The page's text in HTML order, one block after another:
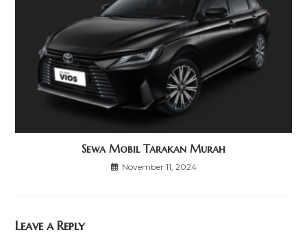
Sewa Mobil Tarakan Murah
November 11, 2024
Leave a Reply